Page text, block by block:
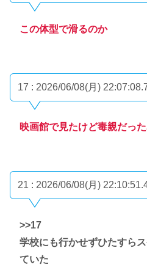
この体型で滑るのか
17 : 2026/06/08(月)
映画館で見たけど毒親だっ
21 : 2026/06/08(月)
>>17
学校にも行かせずひたすら
ていた